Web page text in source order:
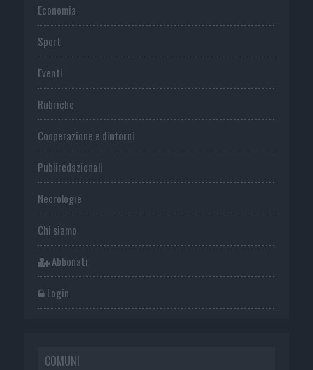
Economia
Sport
Eventi
Rubriche
Cooperazione e dintorni
Publiredazionali
Necrologie
Chi siamo
Abbonati
Login
COMUNI